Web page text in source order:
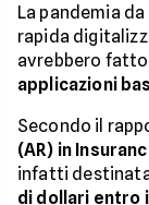
La pandemia
rapida
avrebbero fatto
applicazioni
Secondo il
(AR) in
infatti
di dollari entro